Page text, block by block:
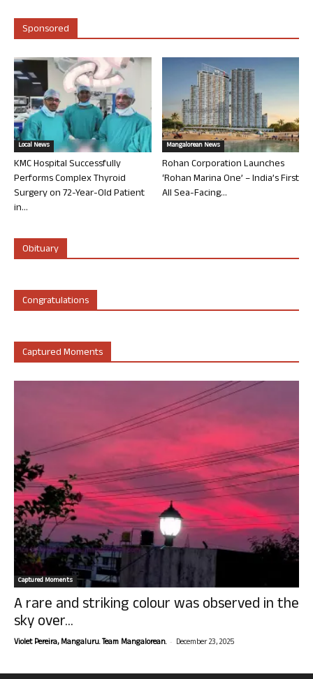
Sponsored
Local News
KMC Hospital Successfully
Performs Complex Thyroid
Surgery on 72-Year-Old Patient
in...
Mangalorean News
Rohan Corporation Launches
‘Rohan Marina One’ – India’s First
All Sea-Facing...
Obituary
Congratulations
Captured Moments
Captured Moments
A rare and striking colour was observed in the
sky over...
Violet Pereira, Mangaluru. Team Mangalorean. - December 23, 2025